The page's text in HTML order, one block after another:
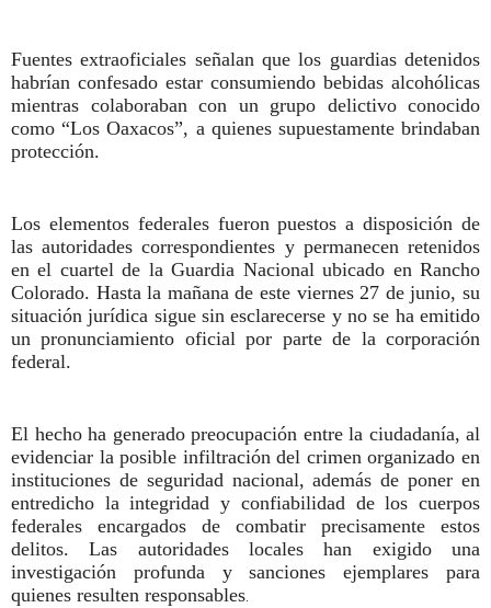
Fuentes extraoficiales señalan que los guardias detenidos
habrían confesado estar consumiendo bebidas alcohólicas
mientras colaboraban con un grupo delictivo conocido
como “Los Oaxacos”, a quienes supuestamente brindaban
protección.
Los elementos federales fueron puestos a disposición de
las autoridades correspondientes y permanecen retenidos
en el cuartel de la Guardia Nacional ubicado en Rancho
Colorado. Hasta la mañana de este viernes 27 de junio, su
situación jurídica sigue sin esclarecerse y no se ha emitido
un pronunciamiento oficial por parte de la corporación
federal.
El hecho ha generado preocupación entre la ciudadanía, al
evidenciar la posible infiltración del crimen organizado en
instituciones de seguridad nacional, además de poner en
entredicho la integridad y confiabilidad de los cuerpos
federales encargados de combatir precisamente estos
delitos. Las autoridades locales han exigido una
investigación profunda y sanciones ejemplares para
quienes resulten responsables.